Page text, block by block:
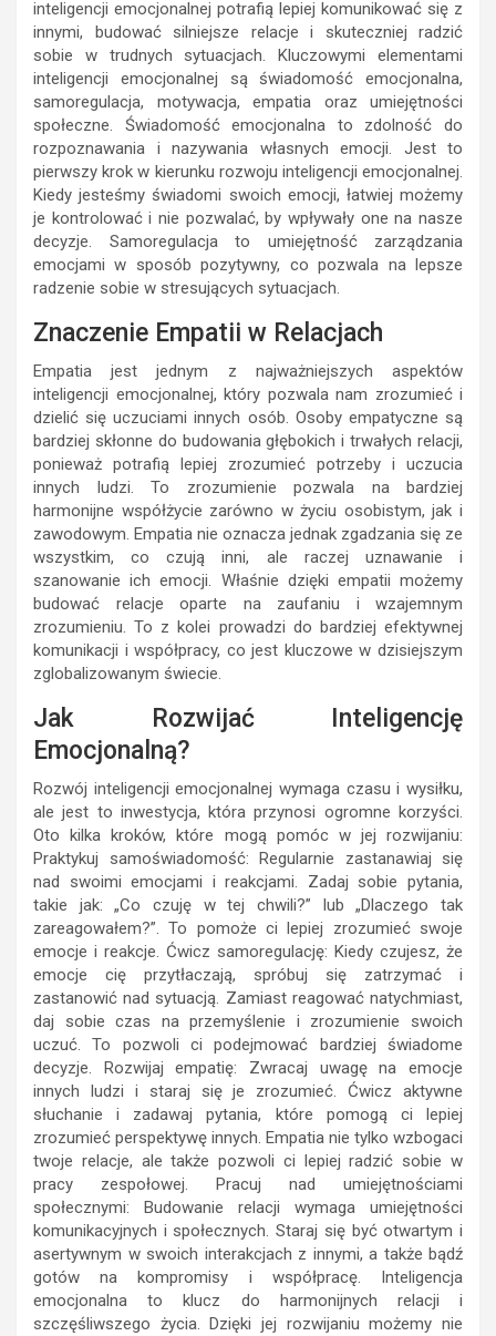
inteligencji emocjonalnej potrafią lepiej komunikować się z
innymi, budować silniejsze relacje i skuteczniej radzić
sobie w trudnych sytuacjach. Kluczowymi elementami
inteligencji emocjonalnej są świadomość emocjonalna,
samoregulacja, motywacja, empatia oraz umiejętności
społeczne. Świadomość emocjonalna to zdolność do
rozpoznawania i nazywania własnych emocji. Jest to
pierwszy krok w kierunku rozwoju inteligencji emocjonalnej.
Kiedy jesteśmy świadomi swoich emocji, łatwiej możemy
je kontrolować i nie pozwalać, by wpływały one na nasze
decyzje. Samoregulacja to umiejętność zarządzania
emocjami w sposób pozytywny, co pozwala na lepsze
radzenie sobie w stresujących sytuacjach.
Znaczenie Empatii w Relacjach
Empatia jest jednym z najważniejszych aspektów
inteligencji emocjonalnej, który pozwala nam zrozumieć i
dzielić się uczuciami innych osób. Osoby empatyczne są
bardziej skłonne do budowania głębokich i trwałych relacji,
ponieważ potrafią lepiej zrozumieć potrzeby i uczucia
innych ludzi. To zrozumienie pozwala na bardziej
harmonijne współżycie zarówno w życiu osobistym, jak i
zawodowym. Empatia nie oznacza jednak zgadzania się ze
wszystkim, co czują inni, ale raczej uznawanie i
szanowanie ich emocji. Właśnie dzięki empatii możemy
budować relacje oparte na zaufaniu i wzajemnym
zrozumieniu. To z kolei prowadzi do bardziej efektywnej
komunikacji i współpracy, co jest kluczowe w dzisiejszym
zglobalizowanym świecie.
Jak Rozwijać Inteligencję
Emocjonalną?
Rozwój inteligencji emocjonalnej wymaga czasu i wysiłku,
ale jest to inwestycja, która przynosi ogromne korzyści.
Oto kilka kroków, które mogą pomóc w jej rozwijaniu:
Praktykuj samoświadomość: Regularnie zastanawiaj się
nad swoimi emocjami i reakcjami. Zadaj sobie pytania,
takie jak: „Co czuję w tej chwili?” lub „Dlaczego tak
zareagowałem?”. To pomoże ci lepiej zrozumieć swoje
emocje i reakcje. Ćwicz samoregulację: Kiedy czujesz, że
emocje cię przytłaczają, spróbuj się zatrzymać i
zastanowić nad sytuacją. Zamiast reagować natychmiast,
daj sobie czas na przemyślenie i zrozumienie swoich
uczuć. To pozwoli ci podejmować bardziej świadome
decyzje. Rozwijaj empatię: Zwracaj uwagę na emocje
innych ludzi i staraj się je zrozumieć. Ćwicz aktywne
słuchanie i zadawaj pytania, które pomogą ci lepiej
zrozumieć perspektywę innych. Empatia nie tylko wzbogaci
twoje relacje, ale także pozwoli ci lepiej radzić sobie w
pracy zespołowej. Pracuj nad umiejętnościami
społecznymi: Budowanie relacji wymaga umiejętności
komunikacyjnych i społecznych. Staraj się być otwartym i
asertywnym w swoich interakcjach z innymi, a także bądź
gotów na kompromisy i współpracę. Inteligencja
emocjonalna to klucz do harmonijnych relacji i
szczęśliwszego życia. Dzięki jej rozwijaniu możemy nie